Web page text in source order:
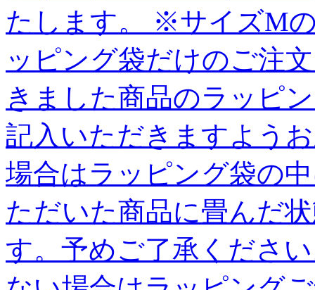
たします。 ※サイズM
ッピング袋だけのご注
きました商品のラッピ
記入いただきますよう
場合はラッピング袋の
ただいた商品に畳んだ
す。予めご了承くださ